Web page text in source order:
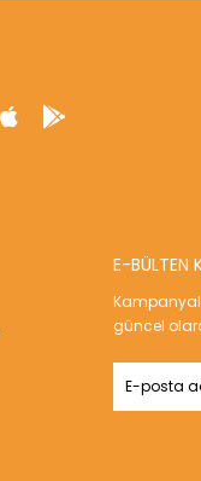
E-BÜLTEN
güncel